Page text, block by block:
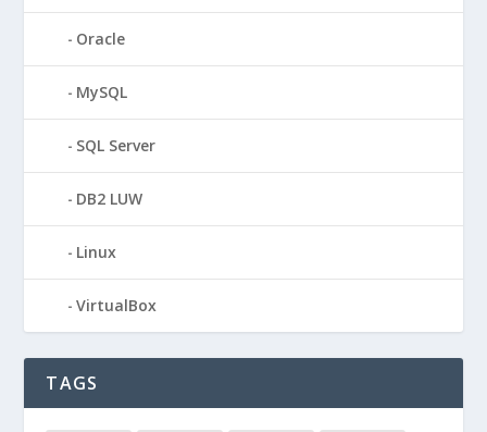
Oracle
MySQL
SQL Server
DB2 LUW
Linux
VirtualBox
TAGS